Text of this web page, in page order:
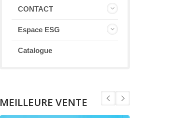
CONTACT
Espace ESG
Catalogue
MEILLEURE VENTE